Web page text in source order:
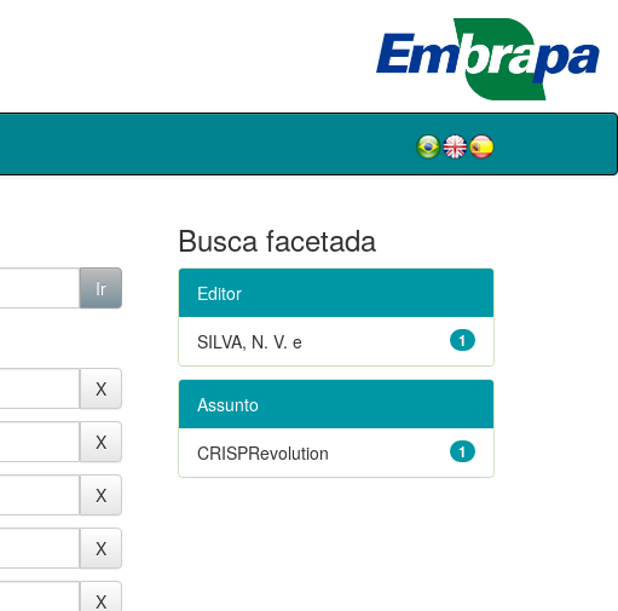
Busca facetada
Editor
1
SILVA, N. V. e
Assunto
1
CRISPRevolution